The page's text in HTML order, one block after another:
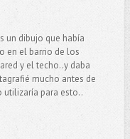
un dibujo que había
en el barrio de los
y el techo..y daba
mucho antes de
utilizaría para esto..